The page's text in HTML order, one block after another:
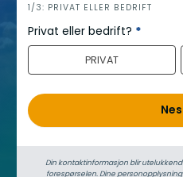
h
e
r
1/3: PRIVAT ELLER BEDRIFT
Privat eller bedrift? *
PRIVAT
Din kontaktinformasjon blir
forespørselen. Dine